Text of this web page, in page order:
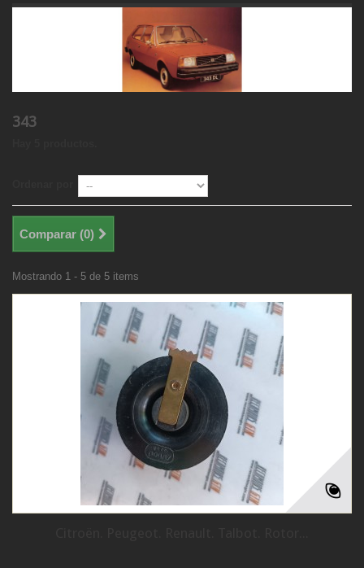
343
Comparar (0)
Mostrando 1 - 5 de 5 items